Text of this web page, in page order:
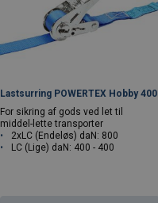
Lastsurring POWERTEX Hobby 400
For sikring af gods ved let til
middel-lette transporter
2xLC (Endeløs) daN: 800
LC (Lige) daN: 400 - 400